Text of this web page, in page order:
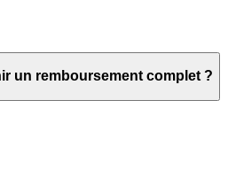
un remboursement complet ?